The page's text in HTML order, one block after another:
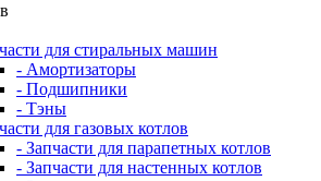
для стиральных машин
- Амортизаторы
- Подшипники
- Тэны
для газовых котлов
- Запчасти для парапетных котлов
- Запчасти для настенных котлов